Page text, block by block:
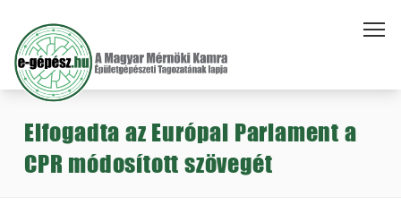
Elfogadta az Európai Parlament a
CPR módosított szövegét